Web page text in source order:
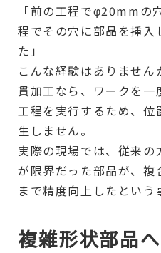
「前の工程でφ20mmの
程でその穴に部品を挿
た」
こんな経験はありませ
貫加工なら、ワークを
工程を実行するため、
生しません。
実際の現場では、従来
が限界だった部品が、
まで精度向上したという
複雑形状部品